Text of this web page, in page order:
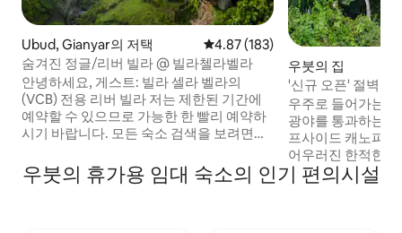
Ubud, Gianyar의 저택 평점 4.87점(5점 만점), 후기 183
4.87 (183)
숨겨진 정글/리버 빌라 @ 빌라첼라벨라
안녕하세요, 게스트: 빌라 셀라 벨라의
(VCB) 전용 리버 빌라 저는 제한된 기간에
예약할 수 있으므로 가능한 한 빨리 예약하
시기 바랍니다. 모든 숙소 검색을 보려면
https://www.airbnb.com/users/show/204619590
- 집사 서비스/조식 무료 -인스타 저택 -정
글/강/폭포의 장관을 감상할 수 있습니다. -
우붓의 집
'신규 오픈' 절벽 위
우주로 들어가는
광야를 통과하는 것
프사이드 캐노피
어우러진 한적한
위로 높이 솟아 있
망을 자랑하며, 고
우붓의 휴가용 임대 숙소의 인기 편의시설